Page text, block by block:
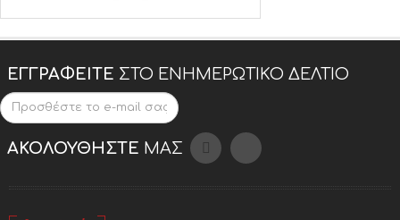
ΕΓΓΡΑΦΕΊΤΕ ΣΤΟ ΕΝΗΜΕΡΩΤΙΚΌ ΔΕΛΤΊΟ
ΑΚΟΛΟΥΘΉΣΤΕ ΜΑΣ